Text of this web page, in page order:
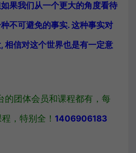
果我们从一个更大的角度看待
不可避免的事实. 这种事实对
相信对这个世界也是有一定意
团体会员和课程都有， 每
，特别全！ 1406906183